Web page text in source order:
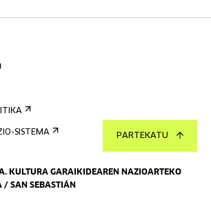
PARTEKATU
. KULTURA GARAIKIDEAREN NAZIOARTEKO
/ SAN SEBASTIÁN
SISTEMA